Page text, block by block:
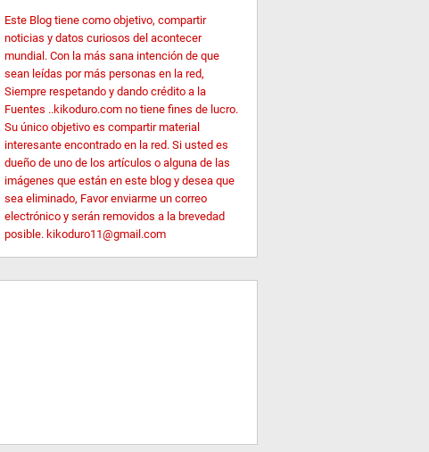
Este Blog tiene como objetivo, compartir
noticias y datos curiosos del acontecer
mundial. Con la más sana intención de que
sean leídas por más personas en la red,
Siempre respetando y dando crédito a la
Fuentes ..kikoduro.com no tiene fines de lucro.
Su único objetivo es compartir material
interesante encontrado en la red. Si usted es
dueño de uno de los artículos o alguna de las
imágenes que están en este blog y desea que
sea eliminado, Favor enviarme un correo
electrónico y serán removidos a la brevedad
posible. kikoduro11@gmail.com